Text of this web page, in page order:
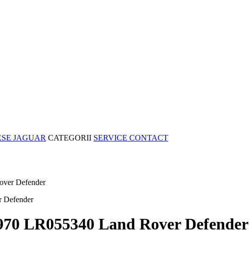
JAGUAR CATEGORII SERVICE CONTACT
Defender
LR055340 Land Rover Defender